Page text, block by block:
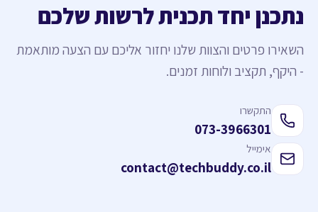
נתכנן יחד תכנית לרשות שלכם
השאירו פרטים והצוות שלנו יחזור אליכם עם הצעה מותאמת
- היקף, תקציב ולוחות זמנים.
התקשרו
073-3966301
אימייל
contact@techbuddy.co.il